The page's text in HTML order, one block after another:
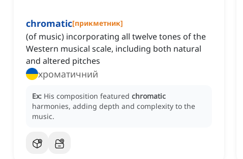
chromatic[прикметник]
(of music) incorporating all twelve tones of the
Western musical scale, including both natural
and altered pitches
хроматичний
Ex: His composition featured chromatic
harmonies, adding depth and complexity to the
music.